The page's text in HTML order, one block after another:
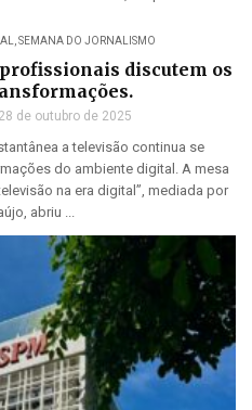
,SEMANA DO JORNALISMO
discutem os
28 de outubro de 2025
a televisão continua se
do ambiente digital. A mesa
na era digital”, mediada por
abriu ...